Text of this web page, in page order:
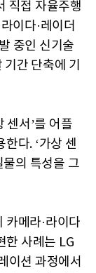
직접 자율주행
이다·레이더
중인 신기술
간 단축에 기
센서’를 어플
다. ‘가상 센
물의 특성을 그
카메라·라이다
한 사례는 LG
이션 과정에서